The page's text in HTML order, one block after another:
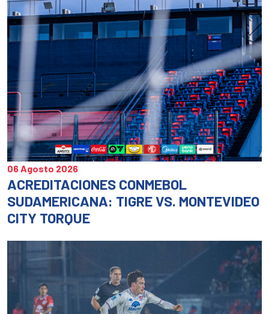
06 Agosto 2026
ACREDITACIONES CONMEBOL
SUDAMERICANA: TIGRE VS. MONTEVIDEO
CITY TORQUE